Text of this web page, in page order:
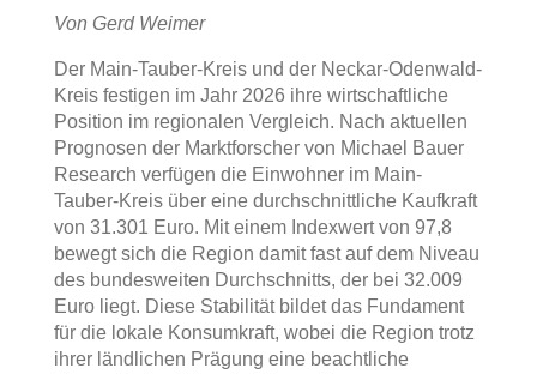
Von Gerd Weimer
Der Main-Tauber-Kreis und der Neckar-Odenwald-
Kreis festigen im Jahr 2026 ihre wirtschaftliche
Position im regionalen Vergleich. Nach aktuellen
Prognosen der Marktforscher von Michael Bauer
Research verfügen die Einwohner im Main-
Tauber-Kreis über eine durchschnittliche Kaufkraft
von 31.301 Euro. Mit einem Indexwert von 97,8
bewegt sich die Region damit fast auf dem Niveau
des bundesweiten Durchschnitts, der bei 32.009
Euro liegt. Diese Stabilität bildet das Fundament
für die lokale Konsumkraft, wobei die Region trotz
ihrer ländlichen Prägung eine beachtliche